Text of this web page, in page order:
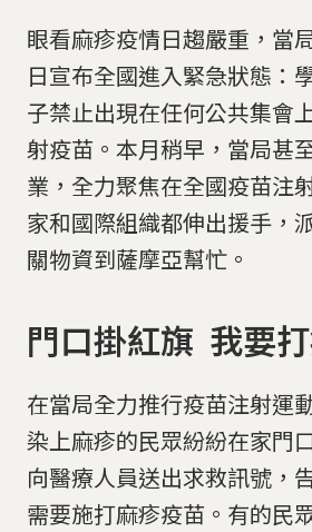
眼看麻疹疫情日趨嚴重，當
日宣布全國進入緊急狀態：
子禁止出現在任何公共集會
射疫苗。本月稍早，當局甚
業，全力聚焦在全國疫苗注
家和國際組織都伸出援手，
關物資到薩摩亞幫忙。
門口掛紅旗 我要
在當局全力推行疫苗注射運
染上麻疹的民眾紛紛在家門
向醫療人員送出求救訊號，
需要施打麻疹疫苗。有的民